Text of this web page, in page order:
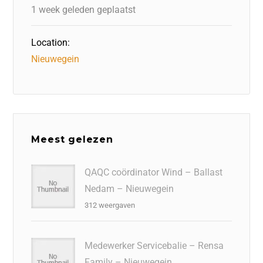
1 week geleden geplaatst
Location:
Nieuwegein
Meest gelezen
QAQC coördinator Wind – Ballast
Nedam – Nieuwegein
312 weergaven
Medewerker Servicebalie – Rensa